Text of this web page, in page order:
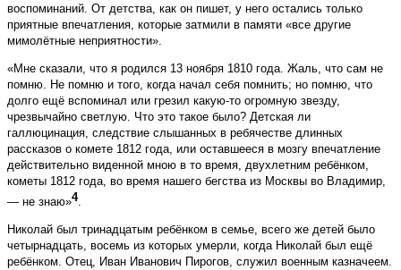
воспоминаний. От детства, как он пишет, у него остались только
приятные впечатления, которые затмили в памяти «все другие
мимолётные неприятности».
«Мне сказали, что я родился 13 ноября 1810 года. Жаль, что сам не
помню. Не помню и того, когда начал себя помнить; но помню, что
долго ещё вспоминал или грезил какую-то огромную звезду,
чрезвычайно светлую. Что это такое было? Детская ли
галлюцинация, следствие слышанных в ребячестве длинных
рассказов о комете 1812 года, или оставшееся в мозгу впечатление
действительно виденной мною в то время, двухлетним ребёнком,
кометы 1812 года, во время нашего бегства из Москвы во Владимир,
— не знаю»4.
Николай был тринадцатым ребёнком в семье, всего же детей было
четырнадцать, восемь из которых умерли, когда Николай был ещё
ребёнком. Отец, Иван Иванович Пирогов, служил военным казначеем.